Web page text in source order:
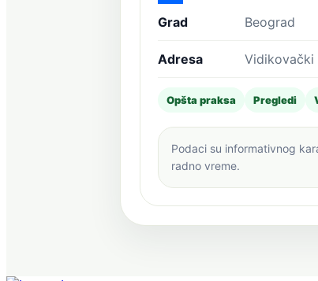
Share
Grad Beograd
Adresa Vidikovački
Opšta praksa Pregledi
Podaci su informativnog
radno vreme.